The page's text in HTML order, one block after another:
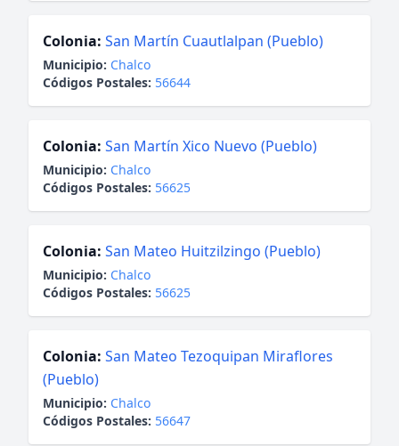
Colonia: San Martín Cuautlalpan (Pueblo)
Municipio: Chalco
Códigos Postales: 56644
Colonia: San Martín Xico Nuevo (Pueblo)
Municipio: Chalco
Códigos Postales: 56625
Colonia: San Mateo Huitzilzingo (Pueblo)
Municipio: Chalco
Códigos Postales: 56625
Colonia: San Mateo Tezoquipan Miraflores
(Pueblo)
Municipio: Chalco
Códigos Postales: 56647